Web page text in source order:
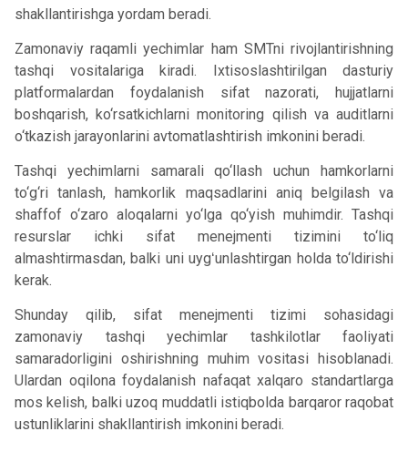
shakllantirishga yordam beradi.
Zamonaviy raqamli yechimlar ham SMTni rivojlantirishning
tashqi vositalariga kiradi. Ixtisoslashtirilgan dasturiy
platformalardan foydalanish sifat nazorati, hujjatlarni
boshqarish, ko‘rsatkichlarni monitoring qilish va auditlarni
o‘tkazish jarayonlarini avtomatlashtirish imkonini beradi.
Tashqi yechimlarni samarali qo‘llash uchun hamkorlarni
to‘g‘ri tanlash, hamkorlik maqsadlarini aniq belgilash va
shaffof o‘zaro aloqalarni yo‘lga qo‘yish muhimdir. Tashqi
resurslar ichki sifat menejmenti tizimini to‘liq
almashtirmasdan, balki uni uygʻunlashtirgan holda to‘ldirishi
kerak.
Shunday qilib, sifat menejmenti tizimi sohasidagi
zamonaviy tashqi yechimlar tashkilotlar faoliyati
samaradorligini oshirishning muhim vositasi hisoblanadi.
Ulardan oqilona foydalanish nafaqat xalqaro standartlarga
mos kelish, balki uzoq muddatli istiqbolda barqaror raqobat
ustunliklarini shakllantirish imkonini beradi.